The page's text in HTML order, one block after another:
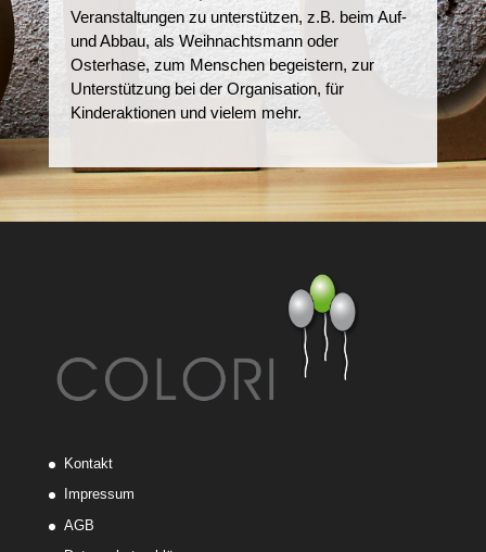
Veranstaltungen zu unterstützen, z.B. beim Auf-
und Abbau, als Weihnachtsmann oder
Osterhase, zum Menschen begeistern, zur
Unterstützung bei der Organisation, für
Kinderaktionen und vielem mehr.
Kontakt
Impressum
AGB